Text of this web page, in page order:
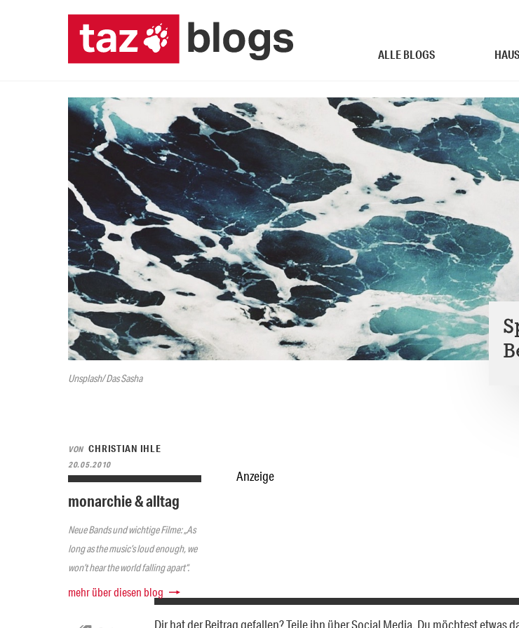
ALLE BLOGS
Unsplash/ Das Sasha
VON CHRISTIAN IHLE
20.05.2010
monarchie & alltag
Neue Bands und wichtige Filme: „As
long as the music’s loud enough, we
won’t hear the world falling apart“.
mehr über diesen blog
Anzeige
Dir hat der Beitrag gefallen? Teile ihn über Social Media. Du möchtest etwas